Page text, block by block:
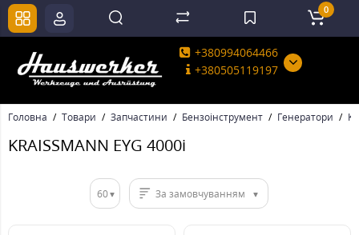
+380994064466
+380505119197
0
Головна Товари Запчастини Бензоінструмент Генератори
KRAISSMANN EYG 4000i
60 За замовчуванням